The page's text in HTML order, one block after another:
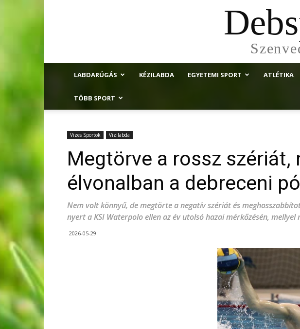
LABDARÚGÁS KÉZILABDA EGYETEMI SPORT ATLÉTIKA
TÖBB SPORT
Vizes Sportok Vizilabda
Megtörve a rossz szériát,
élvonalban a debreceni
Nem volt könnyű, de megtörte a negatív szériát és
nyert a KSI Waterpolo ellen az év utolsó hazai mérkőzésén,
2026-05-29